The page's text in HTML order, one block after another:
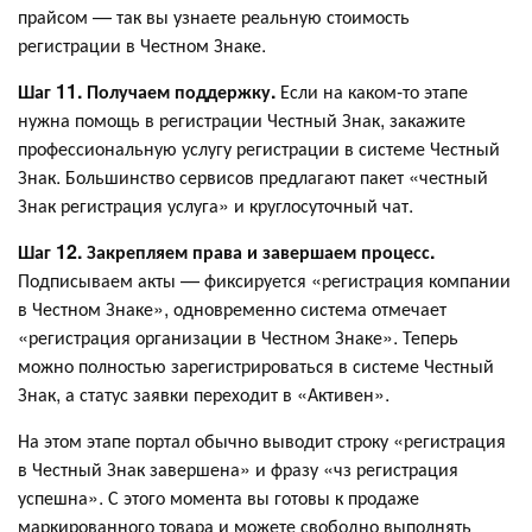
прайсом — так вы узнаете реальную стоимость
регистрации в Честном Знаке.
Шаг 11. Получаем поддержку. Если на каком-то этапе
нужна помощь в регистрации Честный Знак, закажите
профессиональную услугу регистрации в системе Честный
Знак. Большинство сервисов предлагают пакет «честный
Знак регистрация услуга» и круглосуточный чат.
Шаг 12. Закрепляем права и завершаем процесс.
Подписываем акты — фиксируется «регистрация компании
в Честном Знаке», одновременно система отмечает
«регистрация организации в Честном Знаке». Теперь
можно полностью зарегистрироваться в системе Честный
Знак, а статус заявки переходит в «Активен».
На этом этапе портал обычно выводит строку «регистрация
в Честный Знак завершена» и фразу «чз регистрация
успешна». С этого момента вы готовы к продаже
маркированного товара и можете свободно выполнять